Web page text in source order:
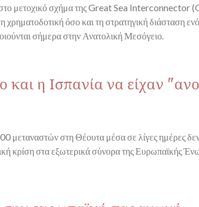
μετοχικό σχήμα της Great Sea Interconnector
χρηματοδοτική όσο και τη στρατηγική διάσταση
σήμερα στην Ανατολική Μεσόγειο.
η Ισπανία να είχαν
μεταναστών στη Θέουτα μέσα σε λίγες ημέρες
κρίση στα εξωτερικά σύνορα της Ευρωπαϊκής